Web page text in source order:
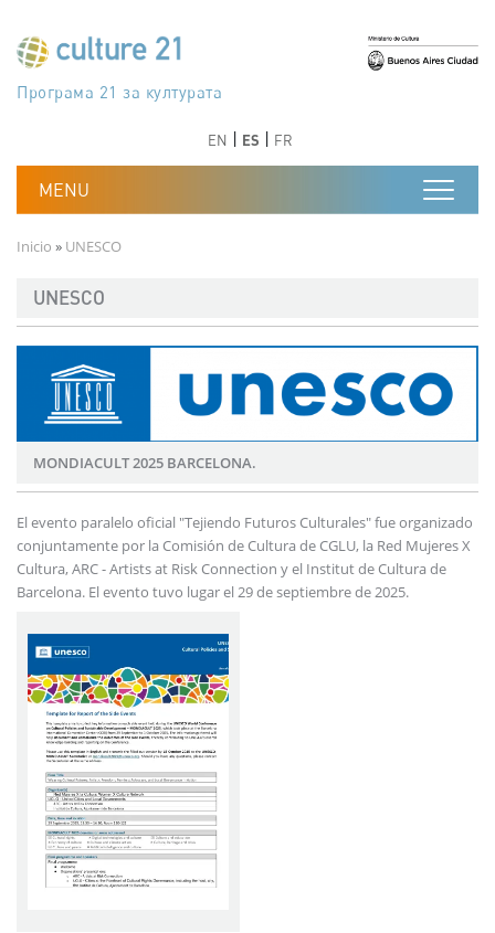
جدول أعمال القرن 21 للثقافة
Програма 21 за културата
Agenda 21 de la cultura
Agjenda 21 për kulturë
Agenda 21 van cultuur
Agenda 21 for culture
Kulturaren Agenda 21
Agenda 21 de la culture
Axenda 21 da cultura
Agenda 21 für Kultur
Agenda 21 della cultura
文化のためのアジェンダ21
دستورکار 21 برای فرهنگ
Agenda 21 dla kultury
Agenda 21 da cultura
Повестка дня 21 для культуры
Agenda 21 za kulturu
Agenda 21 de la cultura
Agenda 21 för kulturen
Kültür için Gündem 21
Порядок денний 21 для культури
EN ES FR
Ruta de navegación
Inicio UNESCO
UNESCO
MONDIACULT 2025 BARCELONA.
El evento paralelo oficial "Tejiendo Futuros Culturales" fue organizado
conjuntamente por la Comisión de Cultura de CGLU, la Red Mujeres X
Cultura, ARC - Artists at Risk Connection y el Institut de Cultura de
Barcelona. El evento tuvo lugar el 29 de septiembre de 2025.